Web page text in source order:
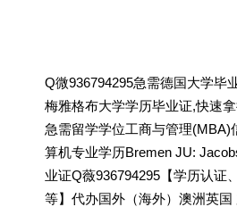
Q微936794295急需德国大学毕
梅雅格布大学学历毕业证,快速
急需留学学位工商与管理(MBA)
算机专业学历Bremen JU:
业证Q薇936794295【学历认证
等】代办国外（海外）澳洲英